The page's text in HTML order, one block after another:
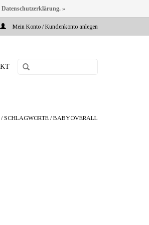
Mein Konto / Kundenkonto anlegen
/SCHLAGWORTE /BABYOVERALL
»